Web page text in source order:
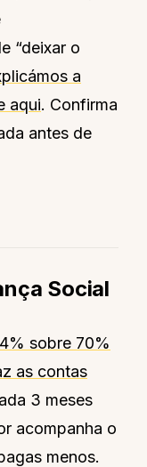
“deixar o
a
aqui. Confirma
antes de
Social
sobre 70%
as contas
3 meses
acompanha o
menos.